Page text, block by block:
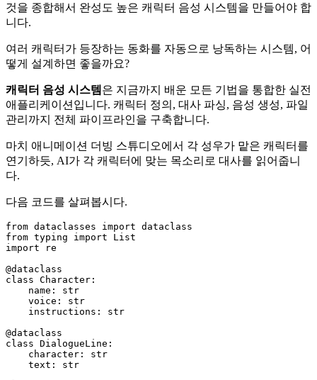
것을 종합해서 완성도 높은 캐릭터 음성 시스템을 만들어야 합
니다.
여러 캐릭터가 등장하는 동화를 자동으로 낭독하는 시스템, 어
떻게 설계하면 좋을까요?
캐릭터 음성 시스템 은 지금까지 배운 모든 기법을 통합한 실전
애플리케이션입니다. 캐릭터 정의, 대사 파싱, 음성 생성, 파일
관리까지 전체 파이프라인을 구축합니다.
마치 애니메이션 더빙 스튜디오에서 각 성우가 맡은 캐릭터를
연기하듯, AI가 각 캐릭터에 맞는 목소리로 대사를 읽어줍니
다.
다음 코드를 살펴봅시다.
from dataclasses import
from typing import
List
import re
@dataclass
class Character :
    name:
str
    voice:
str
    instructions:
str
@dataclass
class DialogueLine :
    character:
str
    text:
str